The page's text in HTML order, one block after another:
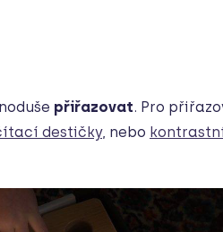
přiřazovat. Pro
destičky, nebo